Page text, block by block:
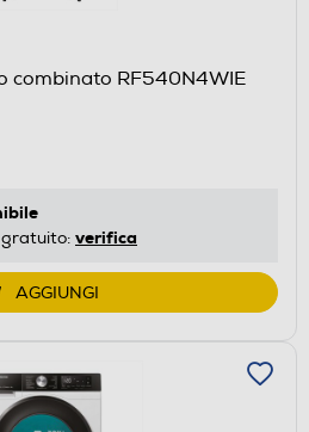
combinato RF540N4WIE
verifica
AGGIUNGI